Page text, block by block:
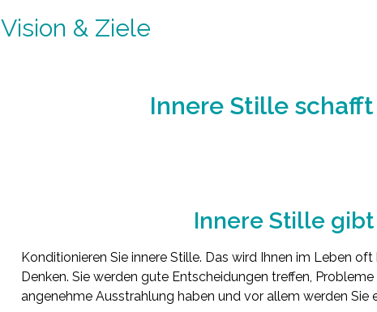
Vision & Ziele
Innere Stille
Innere Stille
Konditionieren Sie innere Stille. Das wird Ihnen im Leben
Denken. Sie werden gute Entscheidungen treffen,
angenehme Ausstrahlung haben und vor allem werden Sie